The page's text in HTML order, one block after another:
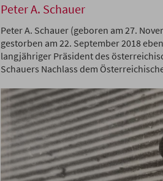
Peter A. Schauer
Peter A. Schauer (geboren am 27.
gestorben am 22. September 2018
langjähriger Präsident des
Schauers Nachlass dem